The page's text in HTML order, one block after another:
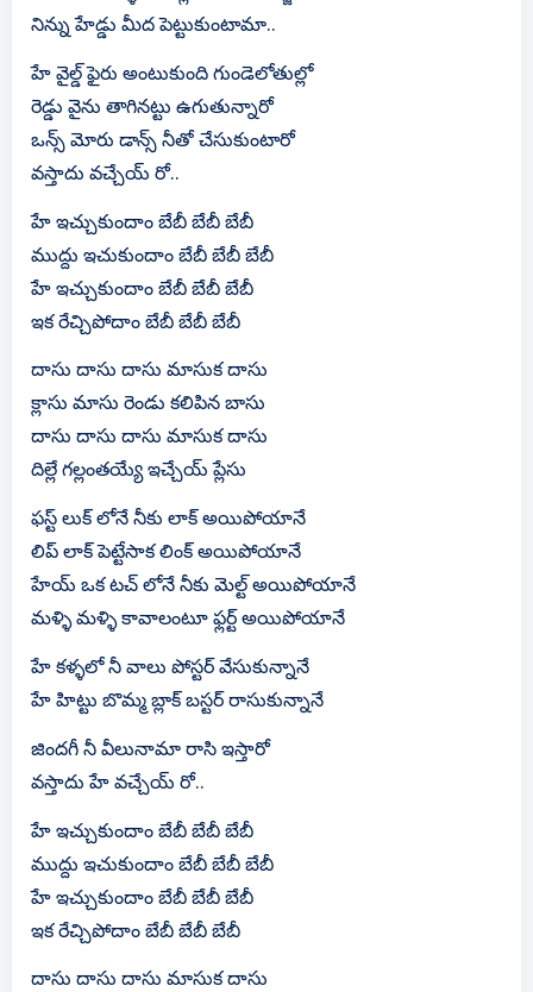
నిన్ను హేడ్డు మీద పెట్టుకుంటామా..
హే వైల్డ్ ఫైరు అంటుకుంది గుండెలోతుల్లో
రెడ్డు వైను తాగినట్టు ఉగుతున్నారో
ఒన్స్ మోరు డాన్స్ నీతో చేసుకుంటారో
వస్తాదు వచ్చేయ్ రో..
హే ఇచ్చుకుందాం బేబీ బేబీ బేబీ
ముద్దు ఇచుకుందాం బేబీ బేబీ బేబీ
హే ఇచ్చుకుందాం బేబీ బేబీ బేబీ
ఇక రేచ్చిపోదాం బేబీ బేబీ బేబీ
దాసు దాసు దాసు మాసుక దాసు
క్లాసు మాసు రెండు కలిపిన బాసు
దాసు దాసు దాసు మాసుక దాసు
దిల్లే గల్లంతయ్యే ఇచ్చేయ్ ప్లేసు
ఫస్ట్ లుక్ లోనే నీకు లాక్ అయిపోయానే
లిప్ లాక్ పెట్టేసాక లింక్ అయిపోయానే
హేయ్ ఒక టచ్ లోనే నీకు మెల్ట్ అయిపోయానే
మళ్ళి మళ్ళి కావాలంటూ ఫ్లర్ట్ అయిపోయానే
హే కళ్ళలో నీ వాలు పోస్టర్ వేసుకున్నానే
హే హిట్టు బొమ్మ బ్లాక్ బస్టర్ రాసుకున్నానే
జిందగీ నీ వీలునామా రాసి ఇస్తారో
వస్తాదు హే వచ్చేయ్ రో..
హే ఇచ్చుకుందాం బేబీ బేబీ బేబీ
ముద్దు ఇచుకుందాం బేబీ బేబీ బేబీ
హే ఇచ్చుకుందాం బేబీ బేబీ బేబీ
ఇక రేచ్చిపోదాం బేబీ బేబీ బేబీ
దాసు దాసు దాసు మాసుక దాసు